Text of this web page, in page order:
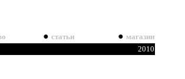
● статьи ● магазин
2010